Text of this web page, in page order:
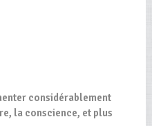
considérablement
la conscience, et plus